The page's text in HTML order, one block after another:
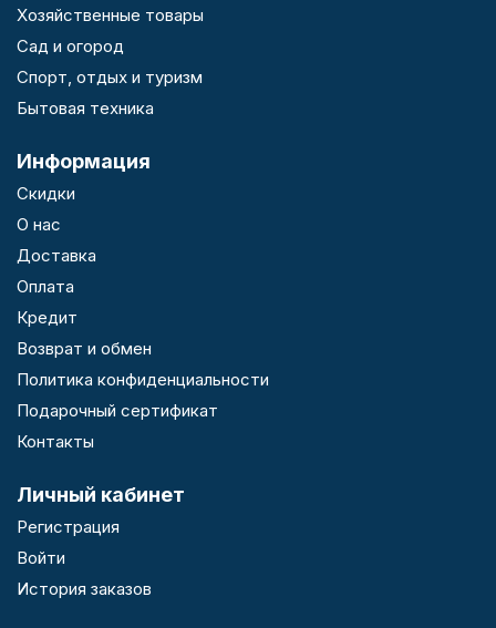
Хозяйственные товары
Сад и огород
Спорт, отдых и туризм
Бытовая техника
Информация
Скидки
О нас
Доставка
Оплата
Кредит
Возврат и обмен
Политика конфиденциальности
Подарочный сертификат
Контакты
Личный кабинет
Регистрация
Войти
История заказов